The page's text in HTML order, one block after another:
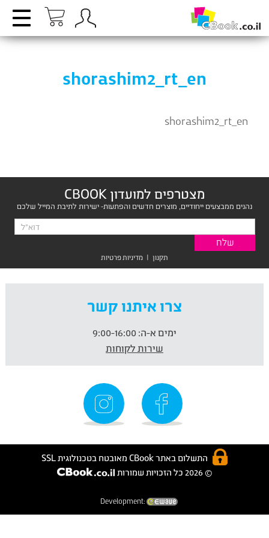
shorashim2_rt_en
shorashim2_rt_en
מצטרפים למועדון CBOOK
נהנים ממבצעים ייחודיים, מוצרים חדשים והפתעות- ישירות לתיבת המייל שלכם
תקנון | מדיניות פרטיות
צרו איתנו קשר
ימים א-ה:
שירות לקוחות
התשלום באתר CBook מאובטח בטכנולוגית SSL
© 2026 כל הזכויות שמורות
Development: